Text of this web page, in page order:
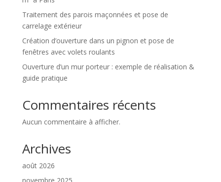
Traitement des parois maçonnées et pose de
carrelage extérieur
Création d’ouverture dans un pignon et pose de
fenêtres avec volets roulants
Ouverture d’un mur porteur : exemple de réalisation &
guide pratique
Commentaires récents
Aucun commentaire à afficher.
Archives
août 2026